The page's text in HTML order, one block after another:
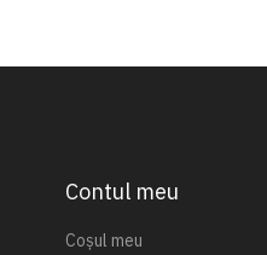
Contul meu
Coșul meu